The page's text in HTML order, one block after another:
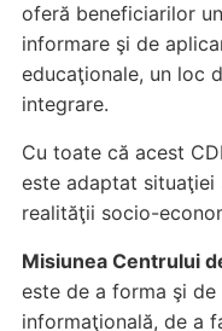
oferă beneficiarilor
informare şi de
educaţionale, un loc
integrare.
Cu toate că acest
este adaptat situaţiei
realităţii socio-
Misiunea Centrului
este de a forma şi
informaţională, de a